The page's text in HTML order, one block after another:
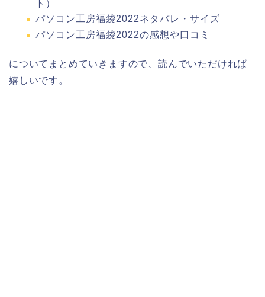
ト）
パソコン工房福袋2022ネタバレ・サイズ
パソコン工房福袋2022の感想や口コミ
についてまとめていきますので、読んでいただければ
嬉しいです。